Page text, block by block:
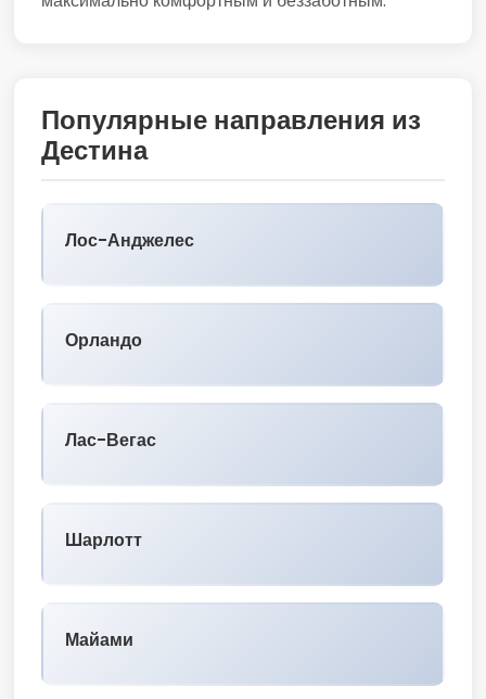
Популярные направления из
Дестина
Лос-Анджелес
Орландо
Лас-Вегас
Шарлотт
Майами